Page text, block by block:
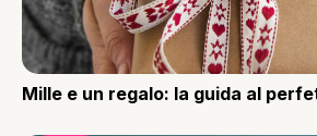
Mille e un regalo: la guida al